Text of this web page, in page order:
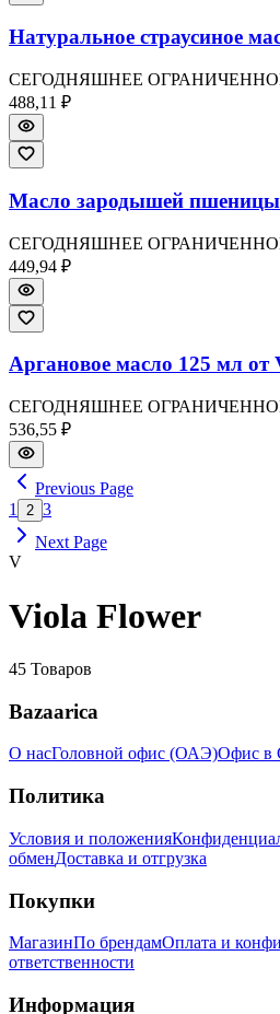
Натуральное страусиное
СЕГОДНЯШНЕЕ
488,11 ₽
Масло зародышей
СЕГОДНЯШНЕЕ
449,94 ₽
Аргановое масло 125 мл от
СЕГОДНЯШНЕЕ
536,55 ₽
Previous Page
1
2 3
Next Page
V
Viola Flower
45 Товаров
Bazaarica
О насГоловной офис (ОАЭ)Офис в
Политика
Условия и положения
обменДоставка и отгрузка
Покупки
МагазинПо брендамОплата и
ответственности
Информация